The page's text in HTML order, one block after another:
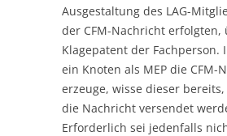
Ausgestaltung des LAG-
der CFM-Nachricht erfolgten,
Klagepatent der Fachperson.
ein Knoten als MEP die CFM-
erzeuge, wisse dieser
die Nachricht versendet
Erforderlich sei jedenfalls